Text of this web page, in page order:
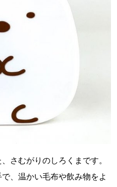
さむがりのしろくまです。
、温かい毛布や飲み物をよ